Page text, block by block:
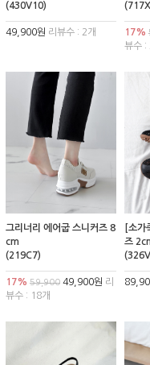
(430V10)
49,900원 리뷰수 : 2개 17%
뷰수 :
그리너리 에어굽 스니커즈 8
cm
(219C7)
17% 59,900 49,900원 리
뷰수 : 18개
[소가
즈